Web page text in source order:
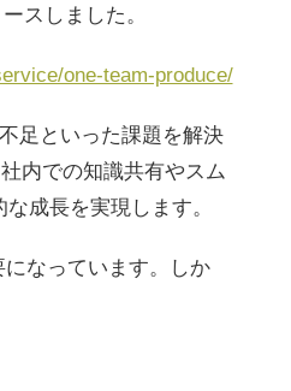
スしました。
one-team-produce/
足といった課題を解決
内での知識共有やスム
成長を実現します。
なっています。しか